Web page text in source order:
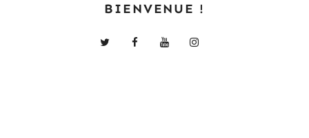
BIENVENUE !